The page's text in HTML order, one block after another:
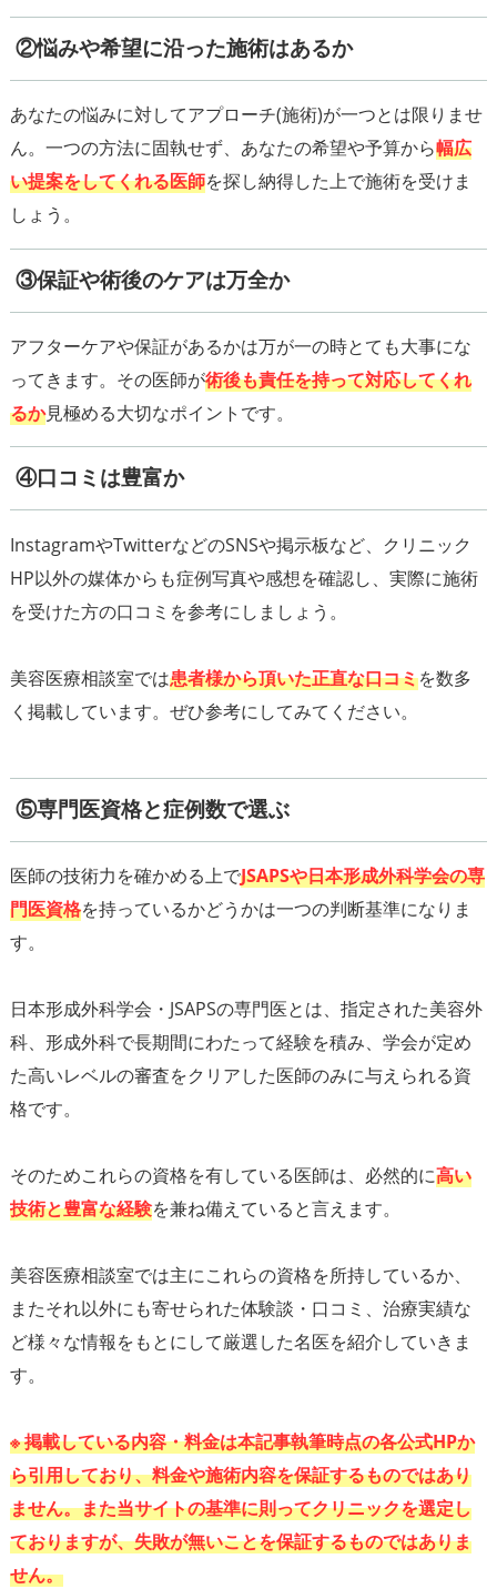
②悩みや希望に沿った施術はあるか
あなたの悩みに対してアプローチ(施術)が一つとは限りませ
ん。一つの方法に固執せず、あなたの希望や予算から幅広
い提案をしてくれる医師を探し納得した上で施術を受けま
③保証や術後のケアは万全か
アフターケアや保証があるかは万が一の時とても大事にな
ってきます。その医師が術後も責任を持って対応してくれ
るか
④口コミは豊富か
InstagramやTwitterなどのSNSや掲示板など、クリニック
HP以外の媒体からも症例写真や感想を確認し、実際に施術
を受けた方の口コミを参考にしましょう。
美容医療相談室では患者様から頂いた正直な口コミを数多
く掲載しています。ぜひ参考にしてみてください。
⑤専門医資格と症例数で選ぶ
医師の技術力を確かめる上でJSAPSや日本形成外科学会の専
門医資格を持っているかどうかは一つの判断基準になりま
す。
日本形成外科学会・JSAPSの専門医とは、指定された美容外
科、形成外科で長期間にわたって経験を積み、学会が定め
た高いレベルの審査をクリアした医師のみに与えられる資
格です。
そのためこれらの資格を有している医師は、必然的に高い
技術と豊富な経験を兼ね備えていると言えます。
美容医療相談室では主にこれらの資格を所持しているか、
またそれ以外にも寄せられた体験談・口コミ、治療実績な
ど様々な情報をもとにして厳選した名医を紹介していきま
す。
※ 掲載している内容・料金は本記事執筆時点の各公式HPか
ら引用しており、料金や施術内容を保証するものではあり
ません。また当サイトの基準に則ってクリニックを選定し
ておりますが、失敗が無いことを保証するものではありま
せん。